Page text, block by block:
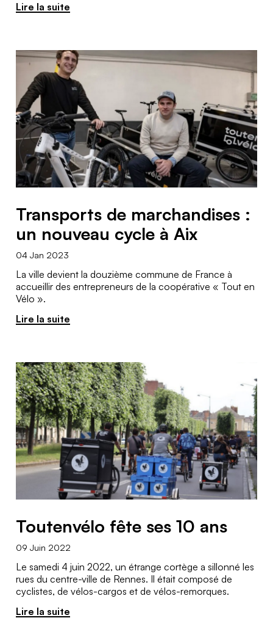
Lire la suite
Transports de marchandises :
un nouveau cycle à Aix
04 Jan 2023
La ville devient la douzième commune de France à
accueillir des entrepreneurs de la coopérative « Tout en
Vélo ».
Lire la suite
Toutenvélo fête ses 10 ans
09 Juin 2022
Le samedi 4 juin 2022, un étrange cortège a sillonné les
rues du centre-ville de Rennes. Il était composé de
cyclistes, de vélos-cargos et de vélos-remorques.
Lire la suite